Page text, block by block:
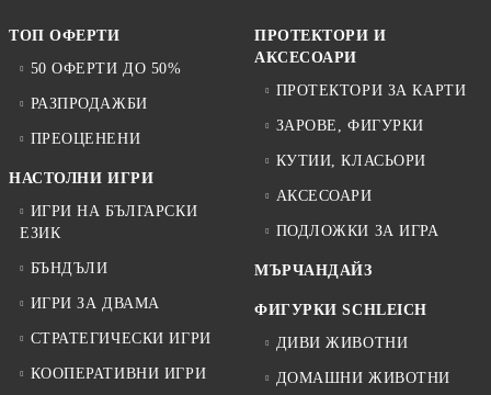
ТОП ОФЕРТИ
50 ОФЕРТИ ДО 50%
РАЗПРОДАЖБИ
ПРЕОЦЕНЕНИ
НАСТОЛНИ ИГРИ
ИГРИ НА БЪЛГАРСКИ
ЕЗИК
БЪНДЪЛИ
ИГРИ ЗА ДВАМА
СТРАТЕГИЧЕСКИ ИГРИ
КООПЕРАТИВНИ ИГРИ
ПРОТЕКТОРИ И
АКСЕСОАРИ
ПРОТЕКТОРИ ЗА КАРТИ
ЗАРОВЕ, ФИГУРКИ
КУТИИ, КЛАСЬОРИ
АКСЕСОАРИ
ПОДЛОЖКИ ЗА ИГРА
МЪРЧАНДАЙЗ
ФИГУРКИ SCHLEICH
ДИВИ ЖИВОТНИ
ДОМАШНИ ЖИВОТНИ